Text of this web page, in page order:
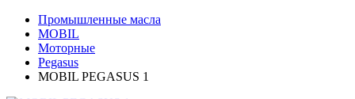
Промышленные масла
MOBIL
Моторные
Pegasus
MOBIL PEGASUS 1